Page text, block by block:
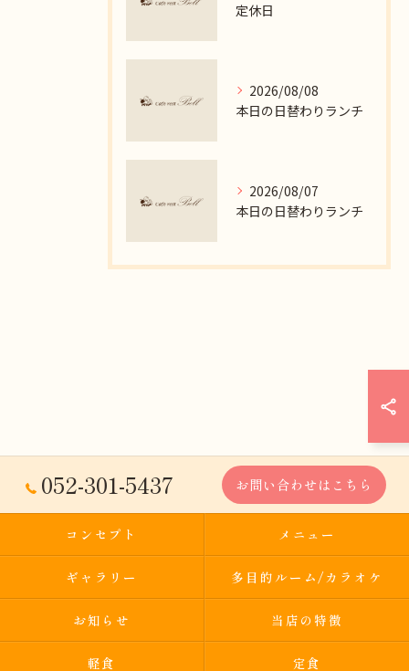
定休日
2026/08/08
本日の日替わりランチ
2026/08/07
本日の日替わりランチ
052-301-5437 お問い合わせはこちら
コンセプト メニュー
ギャラリー 多目的ルーム/カラオケ
お知らせ 当店の特徴
軽食 定食